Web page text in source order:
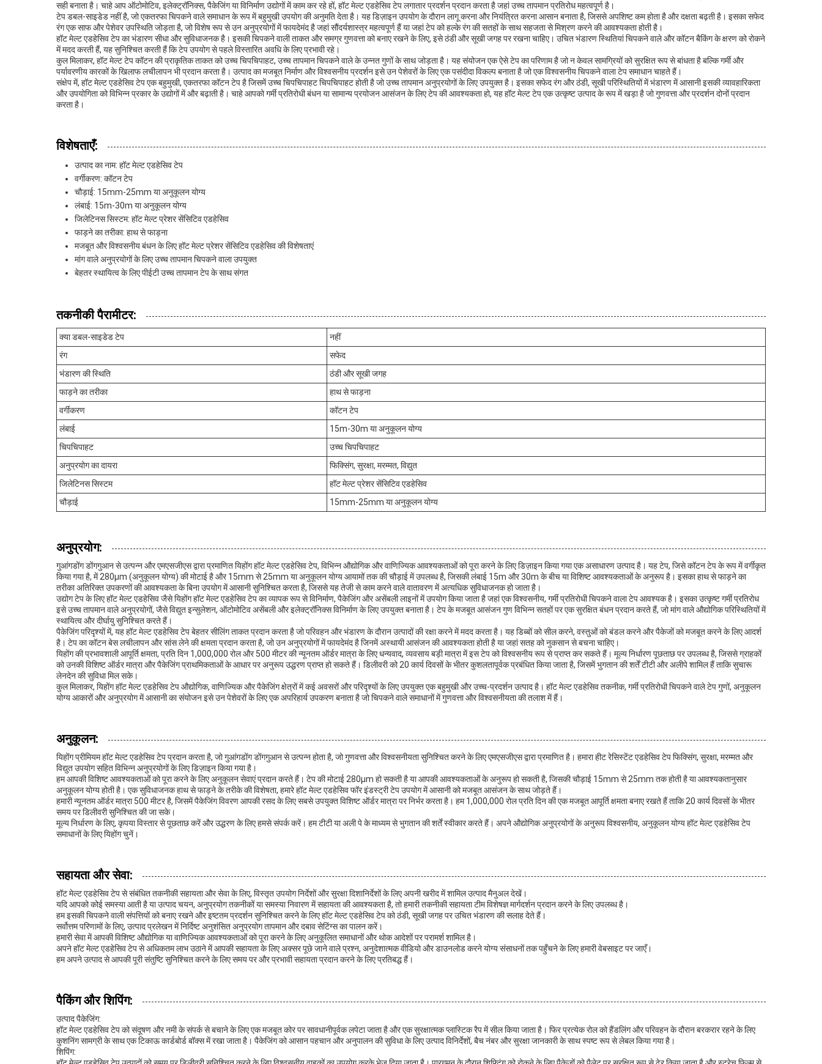
सही बनाता है। चाहे आप ऑटोमोटिव, इलेक्ट्रॉनिक्स, पैकेजिंग या विनिर्माण उद्योगों में काम कर रहे हों, हॉट मेल्ट एडहेसिव टेप लगातार प्रदर्शन प्रदान करता है जहां उच्च तापमान प्रतिरोध महत्वपूर्ण है।
टेप डबल-साइडेड नहीं है, जो एकतरफा चिपकने वाले समाधान के रूप में बहुमुखी उपयोग की अनुमति देता है। यह डिज़ाइन उपयोग के दौरान लागू करना और नियंत्रित करना आसान बनाता है, जिससे अपशिष्ट कम होता है और दक्षता बढ़ती है। इसका सफेद
रंग एक साफ और पेशेवर उपस्थिति जोड़ता है, जो विशेष रूप से उन अनुप्रयोगों में फायदेमंद है जहां सौंदर्यशास्त्र महत्वपूर्ण हैं या जहां टेप को हल्के रंग की सतहों के साथ सहजता से मिश्रण करने की आवश्यकता होती है।
हॉट मेल्ट एडहेसिव टेप का भंडारण सीधा और सुविधाजनक है। इसकी चिपकने वाली ताकत और समग्र गुणवत्ता को बनाए रखने के लिए, इसे ठंडी और सूखी जगह पर रखना चाहिए। उचित भंडारण स्थितियां चिपकने वाले और कॉटन बैकिंग के क्षरण को रोकने
में मदद करती हैं, यह सुनिश्चित करती हैं कि टेप उपयोग से पहले विस्तारित अवधि के लिए प्रभावी रहे।
कुल मिलाकर, हॉट मेल्ट टेप कॉटन की प्राकृतिक ताकत को उच्च चिपचिपाहट, उच्च तापमान चिपकने वाले के उन्नत गुणों के साथ जोड़ता है। यह संयोजन एक ऐसे टेप का परिणाम है जो न केवल सामग्रियों को सुरक्षित रूप से बांधता है बल्कि गर्मी और
पर्यावरणीय कारकों के खिलाफ लचीलापन भी प्रदान करता है। उत्पाद का मजबूत निर्माण और विश्वसनीय प्रदर्शन इसे उन पेशेवरों के लिए एक पसंदीदा विकल्प बनाता है जो एक विश्वसनीय चिपकने वाला टेप समाधान चाहते हैं।
संक्षेप में, हॉट मेल्ट एडहेसिव टेप एक बहुमुखी, एकतरफा कॉटन टेप है जिसमें उच्च चिपचिपाहट चिपचिपाहट होती है जो उच्च तापमान अनुप्रयोगों के लिए उपयुक्त है। इसका सफेद रंग और ठंडी, सूखी परिस्थितियों में भंडारण में आसानी इसकी व्यावहारिकता
और उपयोगिता को विभिन्न प्रकार के उद्योगों में और बढ़ाती है। चाहे आपको गर्मी प्रतिरोधी बंधन या सामान्य प्रयोजन आसंजन के लिए टेप की आवश्यकता हो, यह हॉट मेल्ट टेप एक उत्कृष्ट उत्पाद के रूप में खड़ा है जो गुणवत्ता और प्रदर्शन दोनों प्रदान
करता है।
विशेषताएँ:
उत्पाद का नाम: हॉट मेल्ट एडहेसिव टेप
वर्गीकरण: कॉटन टेप
चौड़ाई: 15mm-25mm या अनुकूलन योग्य
लंबाई: 15m-30m या अनुकूलन योग्य
जिलेटिनस सिस्टम: हॉट मेल्ट प्रेशर सेंसिटिव एडहेसिव
फाड़ने का तरीका: हाथ से फाड़ना
मजबूत और विश्वसनीय बंधन के लिए हॉट मेल्ट प्रेशर सेंसिटिव एडहेसिव की विशेषताएं
मांग वाले अनुप्रयोगों के लिए उच्च तापमान चिपकने वाला उपयुक्त
बेहतर स्थायित्व के लिए पीईटी उच्च तापमान टेप के साथ संगत
तकनीकी पैरामीटर:
क्या डबल-साइडेड टेप
नहीं
रंग
सफेद
भंडारण की स्थिति
ठंडी और सूखी जगह
फाड़ने का तरीका
हाथ से फाड़ना
वर्गीकरण
कॉटन टेप
लंबाई
15m-30m या अनुकूलन योग्य
चिपचिपाहट
उच्च चिपचिपाहट
अनुप्रयोग का दायरा
फिक्सिंग, सुरक्षा, मरम्मत, विद्युत
जिलेटिनस सिस्टम
हॉट मेल्ट प्रेशर सेंसिटिव एडहेसिव
चौड़ाई
15mm-25mm या अनुकूलन योग्य
अनुप्रयोग:
गुआंगडोंग डोंगगुआन से उत्पन्न और एमएसजीएस द्वारा प्रमाणित यिहोंग हॉट मेल्ट एडहेसिव टेप, विभिन्न औद्योगिक और वाणिज्यिक आवश्यकताओं को पूरा करने के लिए डिज़ाइन किया गया एक असाधारण उत्पाद है। यह टेप, जिसे कॉटन टेप के रूप में वर्गीकृत
किया गया है, में 280µm (अनुकूलन योग्य) की मोटाई है और 15mm से 25mm या अनुकूलन योग्य आयामों तक की चौड़ाई में उपलब्ध है, जिसकी लंबाई 15m और 30m के बीच या विशिष्ट आवश्यकताओं के अनुरूप है। इसका हाथ से फाड़ने का
तरीका अतिरिक्त उपकरणों की आवश्यकता के बिना उपयोग में आसानी सुनिश्चित करता है, जिससे यह तेजी से काम करने वाले वातावरण में अत्यधिक सुविधाजनक हो जाता है।
उद्योग टेप के लिए हॉट मेल्ट एडहेसिव जैसे यिहोंग हॉट मेल्ट एडहेसिव टेप का व्यापक रूप से विनिर्माण, पैकेजिंग और असेंबली लाइनों में उपयोग किया जाता है जहां एक विश्वसनीय, गर्मी प्रतिरोधी चिपकने वाला टेप आवश्यक है। इसका उत्कृष्ट गर्मी प्रतिरोध
इसे उच्च तापमान वाले अनुप्रयोगों, जैसे विद्युत इन्सुलेशन, ऑटोमोटिव असेंबली और इलेक्ट्रॉनिक्स विनिर्माण के लिए उपयुक्त बनाता है। टेप के मजबूत आसंजन गुण विभिन्न सतहों पर एक सुरक्षित बंधन प्रदान करते हैं, जो मांग वाले औद्योगिक परिस्थितियों में
स्थायित्व और दीर्घायु सुनिश्चित करते हैं।
पैकेजिंग परिदृश्यों में, यह हॉट मेल्ट एडहेसिव टेप बेहतर सीलिंग ताकत प्रदान करता है जो परिवहन और भंडारण के दौरान उत्पादों की रक्षा करने में मदद करता है। यह डिब्बों को सील करने, वस्तुओं को बंडल करने और पैकेजों को मजबूत करने के लिए आदर्श
है। टेप का कॉटन बेस लचीलापन और सांस लेने की क्षमता प्रदान करता है, जो उन अनुप्रयोगों में फायदेमंद है जिनमें अस्थायी आसंजन की आवश्यकता होती है या जहां सतह को नुकसान से बचना चाहिए।
यिहोंग की प्रभावशाली आपूर्ति क्षमता, प्रति दिन 1,000,000 रोल और 500 मीटर की न्यूनतम ऑर्डर मात्रा के लिए धन्यवाद, व्यवसाय बड़ी मात्रा में इस टेप को विश्वसनीय रूप से प्राप्त कर सकते हैं। मूल्य निर्धारण पूछताछ पर उपलब्ध है, जिससे ग्राहकों
को उनकी विशिष्ट ऑर्डर मात्रा और पैकेजिंग प्राथमिकताओं के आधार पर अनुरूप उद्धरण प्राप्त हो सकते हैं। डिलीवरी को 20 कार्य दिवसों के भीतर कुशलतापूर्वक प्रबंधित किया जाता है, जिसमें भुगतान की शर्तें टीटी और अलीपे शामिल हैं ताकि सुचारू
लेनदेन की सुविधा मिल सके।
कुल मिलाकर, यिहोंग हॉट मेल्ट एडहेसिव टेप औद्योगिक, वाणिज्यिक और पैकेजिंग क्षेत्रों में कई अवसरों और परिदृश्यों के लिए उपयुक्त एक बहुमुखी और उच्च-प्रदर्शन उत्पाद है। हॉट मेल्ट एडहेसिव तकनीक, गर्मी प्रतिरोधी चिपकने वाले टेप गुणों, अनुकूलन
योग्य आकारों और अनुप्रयोग में आसानी का संयोजन इसे उन पेशेवरों के लिए एक अपरिहार्य उपकरण बनाता है जो चिपकने वाले समाधानों में गुणवत्ता और विश्वसनीयता की तलाश में हैं।
अनुकूलन:
यिहोंग प्रीमियम हॉट मेल्ट एडहेसिव टेप प्रदान करता है, जो गुआंगडोंग डोंगगुआन से उत्पन्न होता है, जो गुणवत्ता और विश्वसनीयता सुनिश्चित करने के लिए एमएसजीएस द्वारा प्रमाणित है। हमारा हीट रेसिस्टेंट एडहेसिव टेप फिक्सिंग, सुरक्षा, मरम्मत और
विद्युत उपयोग सहित विभिन्न अनुप्रयोगों के लिए डिज़ाइन किया गया है।
हम आपकी विशिष्ट आवश्यकताओं को पूरा करने के लिए अनुकूलन सेवाएं प्रदान करते हैं। टेप की मोटाई 280µm हो सकती है या आपकी आवश्यकताओं के अनुरूप हो सकती है, जिसकी चौड़ाई 15mm से 25mm तक होती है या आवश्यकतानुसार
अनुकूलन योग्य होती है। एक सुविधाजनक हाथ से फाड़ने के तरीके की विशेषता, हमारे हॉट मेल्ट एडहेसिव फॉर इंडस्ट्री टेप उपयोग में आसानी को मजबूत आसंजन के साथ जोड़ते हैं।
हमारी न्यूनतम ऑर्डर मात्रा 500 मीटर है, जिसमें पैकेजिंग विवरण आपकी रसद के लिए सबसे उपयुक्त विशिष्ट ऑर्डर मात्रा पर निर्भर करता है। हम 1,000,000 रोल प्रति दिन की एक मजबूत आपूर्ति क्षमता बनाए रखते हैं ताकि 20 कार्य दिवसों के भीतर
समय पर डिलीवरी सुनिश्चित की जा सके।
मूल्य निर्धारण के लिए, कृपया विस्तार से पूछताछ करें और उद्धरण के लिए हमसे संपर्क करें। हम टीटी या अली पे के माध्यम से भुगतान की शर्तें स्वीकार करते हैं। अपने औद्योगिक अनुप्रयोगों के अनुरूप विश्वसनीय, अनुकूलन योग्य हॉट मेल्ट एडहेसिव टेप
समाधानों के लिए यिहोंग चुनें।
सहायता और सेवा:
हॉट मेल्ट एडहेसिव टेप से संबंधित तकनीकी सहायता और सेवा के लिए, विस्तृत उपयोग निर्देशों और सुरक्षा दिशानिर्देशों के लिए अपनी खरीद में शामिल उत्पाद मैनुअल देखें।
यदि आपको कोई समस्या आती है या उत्पाद चयन, अनुप्रयोग तकनीकों या समस्या निवारण में सहायता की आवश्यकता है, तो हमारी तकनीकी सहायता टीम विशेषज्ञ मार्गदर्शन प्रदान करने के लिए उपलब्ध है।
हम इसकी चिपकने वाली संपत्तियों को बनाए रखने और इष्टतम प्रदर्शन सुनिश्चित करने के लिए हॉट मेल्ट एडहेसिव टेप को ठंडी, सूखी जगह पर उचित भंडारण की सलाह देते हैं।
सर्वोत्तम परिणामों के लिए, उत्पाद प्रलेखन में निर्दिष्ट अनुशंसित अनुप्रयोग तापमान और दबाव सेटिंग्स का पालन करें।
हमारी सेवा में आपकी विशिष्ट औद्योगिक या वाणिज्यिक आवश्यकताओं को पूरा करने के लिए अनुकूलित समाधानों और थोक आदेशों पर परामर्श शामिल है।
अपने हॉट मेल्ट एडहेसिव टेप से अधिकतम लाभ उठाने में आपकी सहायता के लिए अक्सर पूछे जाने वाले प्रश्न, अनुदेशात्मक वीडियो और डाउनलोड करने योग्य संसाधनों तक पहुँचने के लिए हमारी वेबसाइट पर जाएँ।
हम अपने उत्पाद से आपकी पूरी संतुष्टि सुनिश्चित करने के लिए समय पर और प्रभावी सहायता प्रदान करने के लिए प्रतिबद्ध हैं।
पैकिंग और शिपिंग:
उत्पाद पैकेजिंग:
हॉट मेल्ट एडहेसिव टेप को संदूषण और नमी के संपर्क से बचाने के लिए एक मजबूत कोर पर सावधानीपूर्वक लपेटा जाता है और एक सुरक्षात्मक प्लास्टिक रैप में सील किया जाता है। फिर प्रत्येक रोल को हैंडलिंग और परिवहन के दौरान बरकरार रहने के लिए
कुशनिंग सामग्री के साथ एक टिकाऊ कार्डबोर्ड बॉक्स में रखा जाता है। पैकेजिंग को आसान पहचान और अनुपालन की सुविधा के लिए उत्पाद विनिर्देशों, बैच नंबर और सुरक्षा जानकारी के साथ स्पष्ट रूप से लेबल किया गया है।
शिपिंग: